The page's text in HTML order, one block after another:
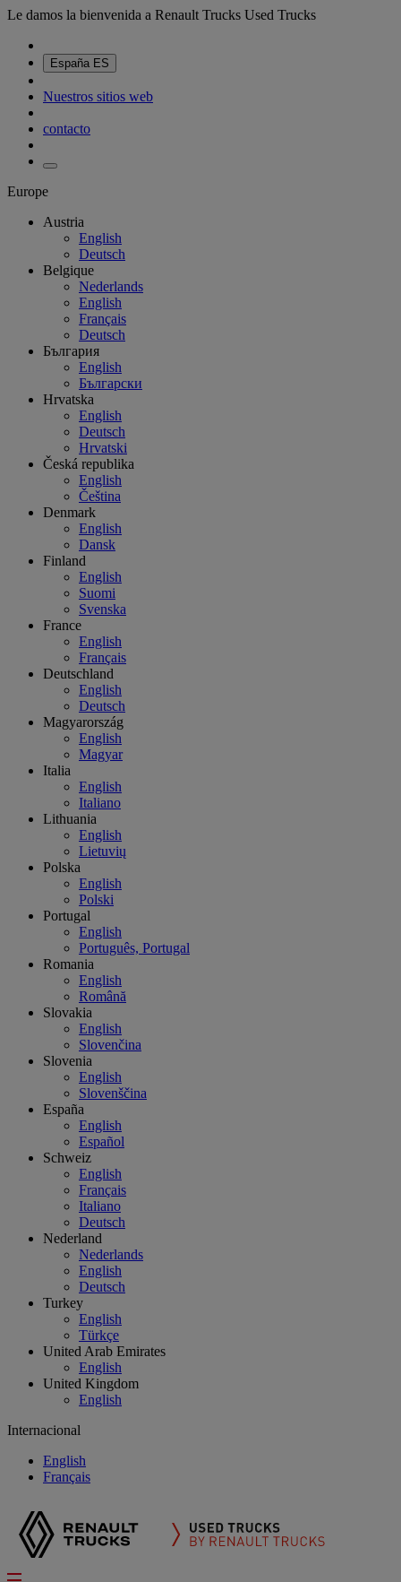
Le damos la bienvenida a Renault Trucks Used Trucks
España ES
Nuestros sitios web
contacto
Europe
Austria
English
Deutsch
Belgique
Nederlands
English
Français
Deutsch
България
English
Български
Hrvatska
English
Deutsch
Hrvatski
Česká republika
English
Čeština
Denmark
English
Dansk
Finland
English
Suomi
Svenska
France
English
Français
Deutschland
English
Deutsch
Magyarország
English
Magyar
Italia
English
Italiano
Lithuania
English
Lietuvių
Polska
English
Polski
Portugal
English
Português, Portugal
Romania
English
Română
Slovakia
English
Slovenčina
Slovenia
English
Slovenščina
España
English
Español
Schweiz
English
Français
Italiano
Deutsch
Nederland
Nederlands
English
Deutsch
Turkey
English
Türkçe
United Arab Emirates
English
United Kingdom
English
Internacional
English
Français